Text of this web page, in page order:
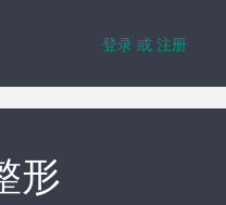
登录 或 注册
形